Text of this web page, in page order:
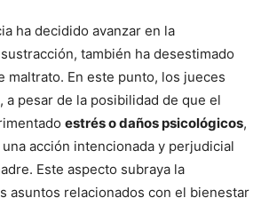
ha decidido avanzar en la
también ha desestimado
maltrato. En este punto, los jueces
a pesar de la posibilidad de que el
estrés o daños psicológicos,
acción intencionada y perjudicial
Este aspecto subraya la
asuntos relacionados con el bienestar